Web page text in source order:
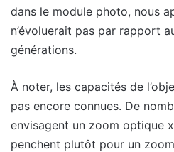
dans le module photo, nous
n’évoluerait pas par rapport
générations.
À noter, les capacités de
pas encore connues. De
envisagent un zoom optique
penchent plutôt pour un